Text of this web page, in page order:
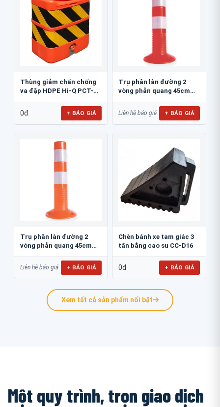
Thùng giảm chấn chống
va đập HDPE Hi-Q PCT-
0đ + BÁO GIÁ
Trụ phân làn đường 2
vòng phản quang 45cm
Liên hệ báo giá + BÁO GIÁ
Trụ phân làn đường 2
vòng phản quang 45cm
Liên hệ báo giá + BÁO GIÁ
Chèn bánh xe tam giác 3
tấn bằng cao su CC-D16
0đ + BÁO GIÁ
Xem tất cả sản phẩm nổi bật
Một quy trình, trọn giao dịch